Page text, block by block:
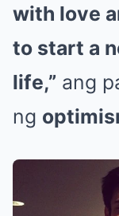
with love
to start a
life,” ang
ng